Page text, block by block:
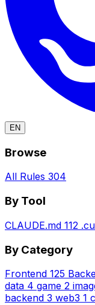
EN
Browse
All Rules 304
By Tool
CLAUDE.md 112
By Category
Frontend 125
data 4 game 2
backend 3 web3 1